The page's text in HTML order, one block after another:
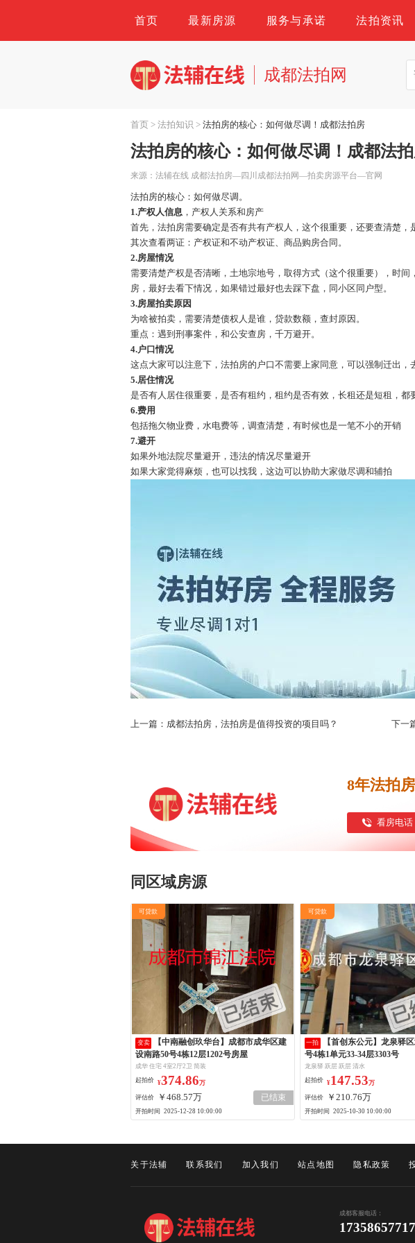
首页 最新房源 服务与承诺 法拍资讯
成都法拍网
首页 > 法拍知识 > 法拍房的核心：如何做尽调！成都法拍房
法拍房的核心：如何做尽调！成都法
来源：法辅在线 成都法拍房—四川成都法拍网—拍卖房源平台—官网
法拍房的核心：如何做尽调。
1.产权人信息 ，产权人关系和房产
首先，法拍房需要确定是否有共有产权人，这个很重要，还要查清楚，
其次查看两证：产权证和不动产权证、商品购房合同。
2.房屋情况
需要清楚产权是否清晰，土地宗地号，取得方式（这个很重要），时
房，最好去看下情况，如果错过最好也去踩下盘，同小区同户型。
3.房屋拍卖原因
为啥被拍卖，需要清楚债权人是谁，贷款数额，查封原因。
重点：遇到刑事案件，和公安查房，千万避开。
4.户口情况
这点大家可以注意下，法拍房的户口不需要上家同意，可以强制迁出，
5.居住情况
是否有人居住很重要，是否有租约，租约是否有效，长租还是短租，都
6.费用
包括拖欠物业费，水电费等，调查清楚，有时候也是一笔不小的开销
7.避开
如果外地法院尽量避开，违法的情况尽量避开
如果大家觉得麻烦，也可以找我，这边可以协助大家做尽调和辅拍
上一篇：成都法拍房，法拍房是值得投资的项目吗？
8年法拍
看房电话
同区域房源
可贷款
变卖
设南路50号4栋12层1202号房屋
成华 住宅 4室2厅2卫 简装
起拍价 ¥374.86万
评估价 ￥468.57万 已结束
开拍时间 2025-12-28 10:00:00
可贷款
一拍
号4栋1单元33-34层3303号
龙泉驿 跃层 跃层 清水
起拍价 ¥147.53万
评估价 ￥210.76万
开拍时间 2025-10-30 10:00:00
关于法辅 联系我们 加入我们 站点地图 隐私政策
成都客服电话：
17358657717